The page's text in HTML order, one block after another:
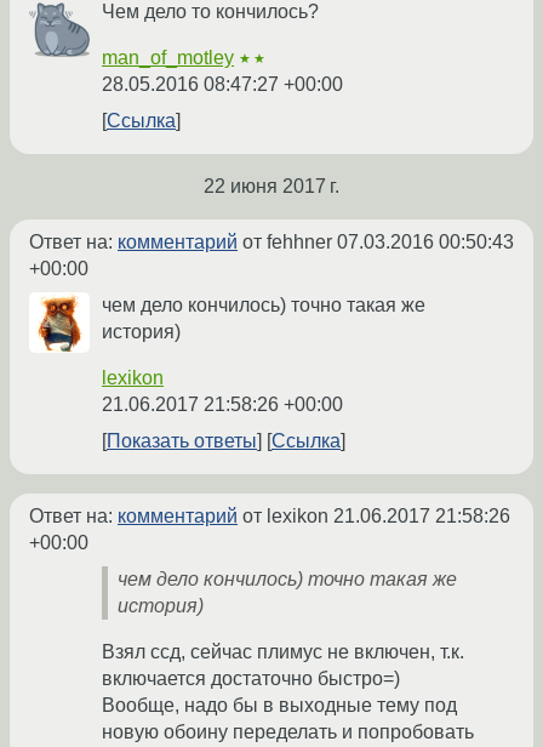
Чем дело то кончилось?
man_of_motley ★★
28.05.2016 08:47:27 +00:00
Ссылка
22 июня 2017 г.
Ответ на: комментарий от fehhner 07.03.2016 00:50:43
+00:00
чем дело кончилось) точно такая же
история)
lexikon
21.06.2017 21:58:26 +00:00
Показать ответы
Ссылка
Ответ на: комментарий от lexikon 21.06.2017 21:58:26
+00:00
чем дело кончилось) точно такая же
история)
Взял ссд, сейчас плимус не включен, т.к.
включается достаточно быстро=)
Вообще, надо бы в выходные тему под
новую обоину переделать и попробовать